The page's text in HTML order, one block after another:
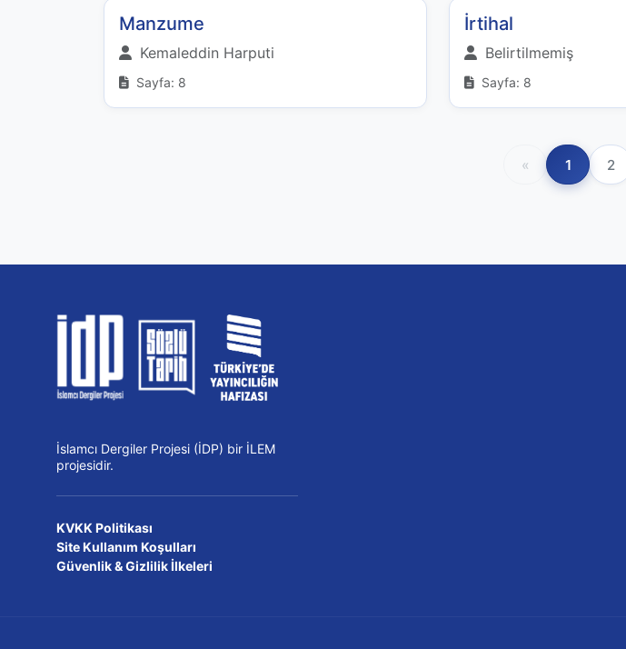
Manzume
Kemaleddin Harputi
Sayfa: 8
İrtihal
Belirtilmemiş
Sayfa: 8
« 1 2
İslamcı Dergiler Projesi (İDP) bir İLEM
projesidir.
KVKK Politikası
Site Kullanım Koşulları
Güvenlik & Gizlilik İlkeleri